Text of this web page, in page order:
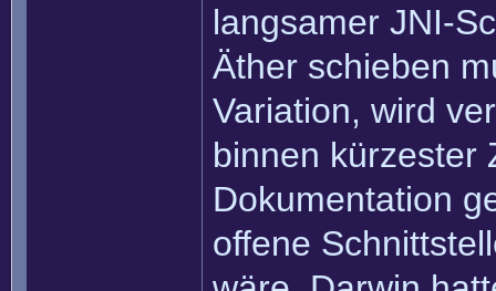
langsamer JNI-
Äther schieben
Variation, wird
binnen kürzester
Dokumentation
offene